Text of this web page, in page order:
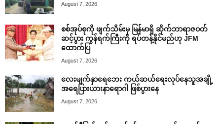
August 7, 2026
စစ်အုပ်စုကို ဖျက်သိမ်းမှ မြန်မာရှိ ဆိုက်ဘာရာဇဝတ်
ဆင့်ပွား ကွန်ရက်ကြီးကို ရပ်တန့်နိုင်မည်ဟု JFM
ထောက်ပြ
August 7, 2026
လေးမျက်နှာရေဘေး ကယ်ဆယ်ရေးလုပ်နေသူအချို့
အရေပြားယားနာရောဂါ ဖြစ်ပွားနေ
August 7, 2026